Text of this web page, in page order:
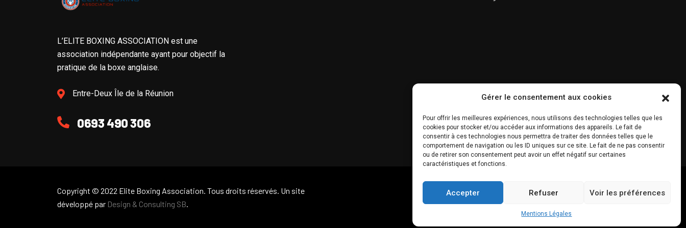
Gérer le consentement aux cookies
Pour offrir les meilleures expériences, nous utilisons des technologies telles que les
cookies pour stocker et/ou accéder aux informations des appareils. Le fait de
consentir à ces technologies nous permettra de traiter des données telles que le
comportement de navigation ou les ID uniques sur ce site. Le fait de ne pas consentir
ou de retirer son consentement peut avoir un effet négatif sur certaines
caractéristiques et fonctions.
Accepter Refuser Voir les préférences
Mentions Légales
L’ELITE BOXING ASSOCIATION est une
association indépendante ayant pour objectif la
pratique de la boxe anglaise.
Entre-Deux Île de la Réunion
0693 490 306
Copyright © 2022 Elite Boxing Association. Tous droits réservés. Un site
développé par Design & Consulting SB.